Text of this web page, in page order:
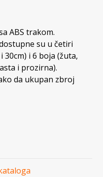
ABS trakom.
su u četiri
30cm) i 6 boja (žuta,
i prozirna).
da ukupan zbroj